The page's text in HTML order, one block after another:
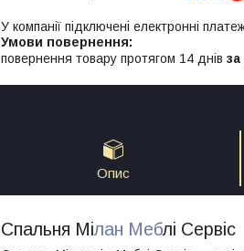
У компанії підключені електронні
повернення товару протягом 14 днів
Опис
Спальня Мілан Меблі Сервіс